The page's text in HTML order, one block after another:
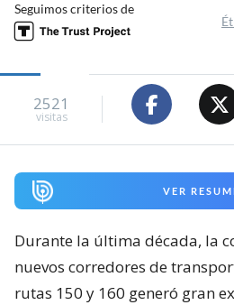
Seguimos criterios de
2521
visitas
VER
Durante la última década, la
nuevos corredores de
rutas 150 y 160 generó gran